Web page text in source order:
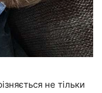
не тільки